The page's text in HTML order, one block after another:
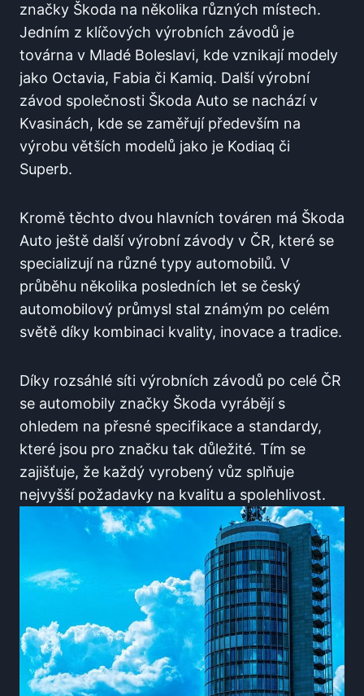
značky Škoda na několika různých místech.
Jedním z klíčových výrobních závodů je
továrna v Mladé Boleslavi, kde vznikají modely
jako Octavia, Fabia či Kamiq. Další výrobní
závod společnosti Škoda Auto se nachází v
Kvasinách, kde se zaměřují především na
výrobu větších modelů jako je Kodiaq či
Superb.
Kromě těchto dvou hlavních továren má Škoda
Auto ještě další výrobní závody v ČR, které se
specializují na různé typy automobilů. V
průběhu několika posledních let se český
automobilový průmysl stal známým po celém
světě díky kombinaci kvality, inovace a tradice.
Díky rozsáhlé síti výrobních závodů po celé ČR
se automobily značky Škoda vyrábějí s
ohledem na přesné specifikace a standardy,
které jsou pro značku tak důležité. Tím se
zajišťuje, že každý vyrobený vůz splňuje
nejvyšší požadavky na kvalitu a spolehlivost.